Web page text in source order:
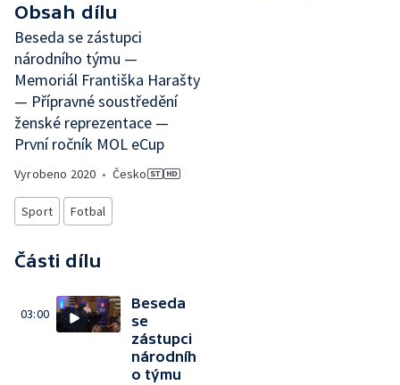
Obsah dílu
Beseda se zástupci
národního týmu —
Memoriál Františka Harašty
— Přípravné soustředění
ženské reprezentace —
První ročník MOL eCup
Vyrobeno 2020 • Česko
Sport Fotbal
Části dílu
03:00
Beseda
se
zástupci
národníh
o týmu